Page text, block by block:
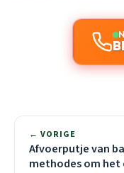
← VORIGE
Afvoerputje van
methodes om het